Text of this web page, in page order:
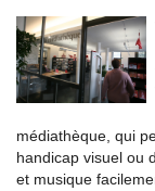
médiathèque, qui
handicap visuel ou
et musique